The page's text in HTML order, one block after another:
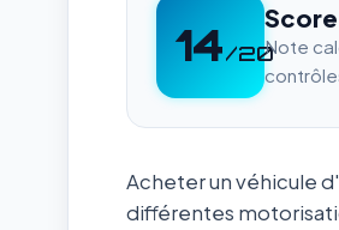
14/20Note
Acheter un véhicule
différentes